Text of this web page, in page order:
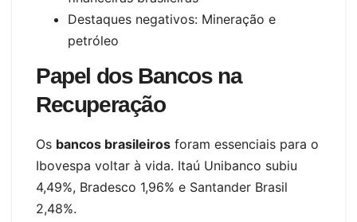
Destaques negativos: Mineração e
petróleo
Papel dos Bancos na
Recuperação
Os bancos brasileiros foram essenciais para o
Ibovespa voltar à vida. Itaú Unibanco subiu
4,49%, Bradesco 1,96% e Santander Brasil
2,48%.